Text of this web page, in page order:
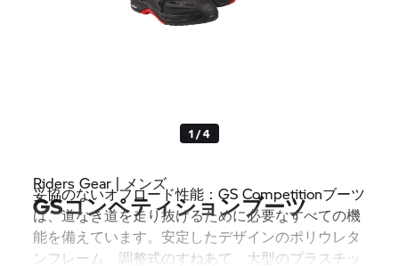
1 / 4
Riders Gear | メンズ
GSコンペティションブーツ
妥協のないオフロード性能：GS Competitionブーツ
は、道なき道を走り抜けるために必要なすべての機
能を備えています。安定したデザインのポリウレタ
ンフレーム、調整式のすねあて、大型のプラスチッ